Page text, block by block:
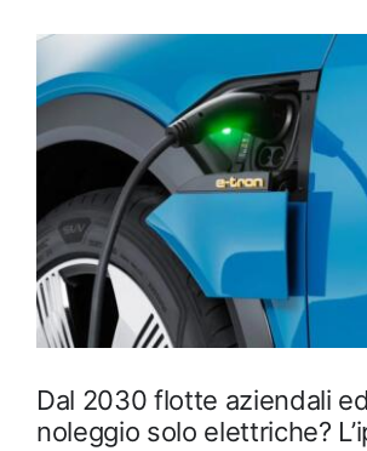
Dal 2030 flotte aziendali
noleggio solo elettriche?